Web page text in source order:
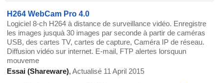
H264 WebCam Pro 4.0
Logiciel 8-ch H264 à distance de surveillance vidéo. Enregistre
les images jusquà 30 images par seconde à partir de caméras
USB, des cartes TV, cartes de capture, Caméra IP de réseau.
Diffusion vidéo sur internet. E-mail, FTP alertes lorsquun
mouveme
Essai (Shareware),Actualisé 11 April 2015